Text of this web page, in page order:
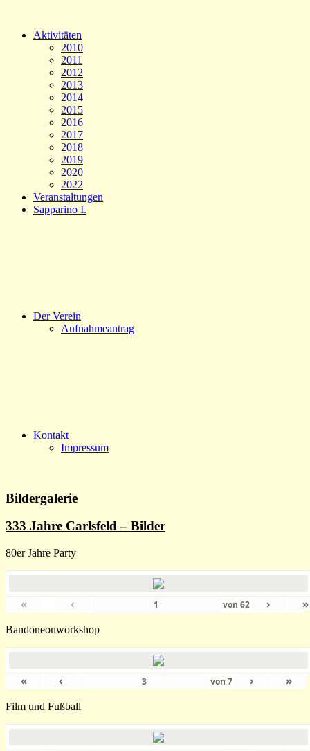
Aktivitäten
2010
2011
2012
2013
2014
2015
2016
2017
2018
2019
2020
2022
Veranstaltungen
Sapparino I.
Der Verein
Aufnahmeantrag
Kontakt
Impressum
Bildergalerie
333 Jahre Carlsfeld – Bilder
80er Jahre Party
« ‹ von 62 › »
Bandoneonworkshop
« ‹ von7 › »
Film und Fußball